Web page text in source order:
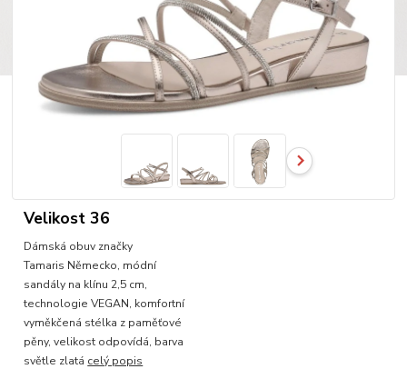
Velikost 36
Dámská obuv značky
Tamaris Německo, módní
sandály na klínu 2,5 cm,
technologie VEGAN, komfortní
vyměkčená stélka z paměťové
pěny, velikost odpovídá, barva
světle zlatá celý popis